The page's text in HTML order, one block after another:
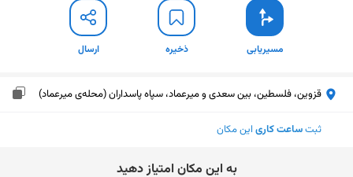
مسیریابی ذخیره ارسال
قزوین، فلسطین، بین سعدی و میرعماد، سپاه پاسداران (محله‌ی میرعماد)
ثبتساعت کاری این مکان
ﺑﻪ اﯾﻦ ﻣﮑﺎن اﻣﺘﯿﺎز دﻫﯿﺪ